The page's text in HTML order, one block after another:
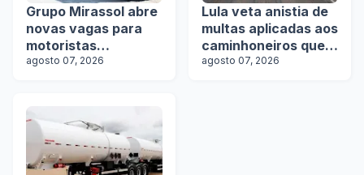
Grupo Mirassol abre
novas vagas para
motoristas
categoria D e E
agosto 07, 2026
Lula veta anistia de
multas aplicadas aos
caminhoneiros que
protestaram após as
agosto 07, 2026